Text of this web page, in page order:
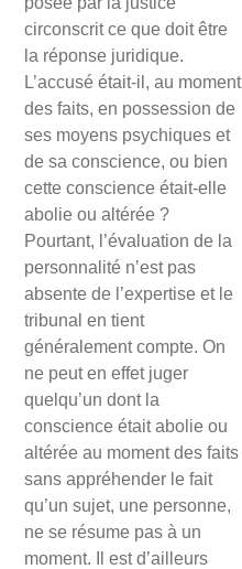
circonscrit ce que doit être
la réponse juridique.
L’accusé était-il, au moment
des faits, en possession de
ses moyens psychiques et
de sa conscience, ou bien
cette conscience était-elle
abolie ou altérée ?
Pourtant, l’évaluation de la
personnalité n’est pas
absente de l’expertise et le
tribunal en tient
généralement compte. On
ne peut en effet juger
quelqu’un dont la
conscience était abolie ou
altérée au moment des faits
sans appréhender le fait
qu’un sujet, une personne,
ne se résume pas à un
moment. Il est d’ailleurs